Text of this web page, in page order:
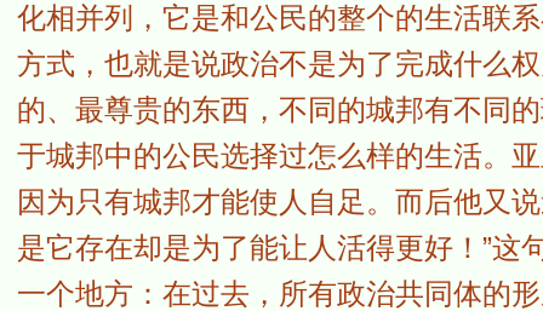
化相并列，它是和公民的整个的生活联
方式，也就是说政治不是为了完成什么
的、最尊贵的东西，不同的城邦有不同
于城邦中的公民选择过怎么样的生活。
因为只有城邦才能使人自足。而后他又
是它存在却是为了能让人活得更好！”这
一个地方：在过去，所有政治共同体的